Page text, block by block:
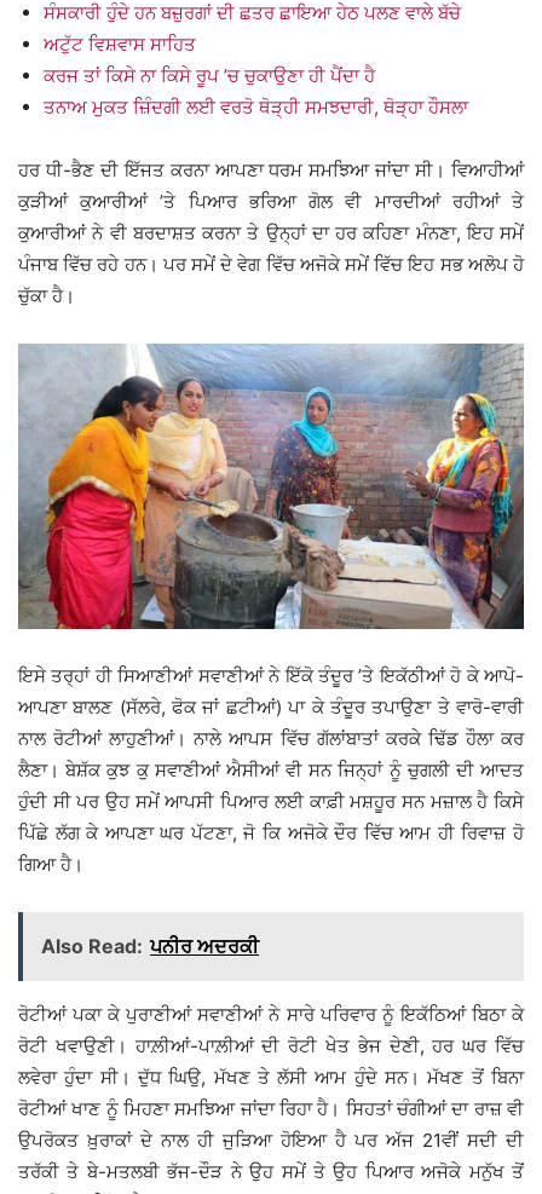
ਸੰਸਕਾਰੀ ਹੁੰਦੇ ਹਨ ਬਜ਼ੁਰਗਾਂ ਦੀ ਛਤਰ ਛਾਇਆ ਹੇਠ ਪਲਣ ਵਾਲੇ ਬੱਚੇ
ਅਟੁੱਟ ਵਿਸ਼ਵਾਸ ਸਾਹਿਤ
ਕਰਜ ਤਾਂ ਕਿਸੇ ਨਾ ਕਿਸੇ ਰੂਪ ’ਚ ਚੁਕਾਉਣਾ ਹੀ ਪੈਂਦਾ ਹੈ
ਤਨਾਅ ਮੁਕਤ ਜ਼ਿੰਦਗੀ ਲਈ ਵਰਤੋ ਥੋੜ੍ਹੀ ਸਮਝਦਾਰੀ, ਥੋੜ੍ਹਾ ਹੌਸਲਾ
ਹਰ ਧੀ-ਭੈਣ ਦੀ ਇੱਜਤ ਕਰਨਾ ਆਪਣਾ ਧਰਮ ਸਮਝਿਆ ਜਾਂਦਾ ਸੀ। ਵਿਆਹੀਆਂ
ਕੁੜੀਆਂ ਕੁਆਰੀਆਂ ’ਤੇ ਪਿਆਰ ਭਰਿਆ ਗੋਲ ਵੀ ਮਾਰਦੀਆਂ ਰਹੀਆਂ ਤੇ
ਕੁਆਰੀਆਂ ਨੇ ਵੀ ਬਰਦਾਸ਼ਤ ਕਰਨਾ ਤੇ ਉਨ੍ਹਾਂ ਦਾ ਹਰ ਕਹਿਣਾ ਮੰਨਣਾ, ਇਹ ਸਮੇਂ
ਪੰਜਾਬ ਵਿੱਚ ਰਹੇ ਹਨ। ਪਰ ਸਮੇਂ ਦੇ ਵੇਗ ਵਿੱਚ ਅਜੋਕੇ ਸਮੇਂ ਵਿੱਚ ਇਹ ਸਭ ਅਲੋਪ ਹੋ
ਚੁੱਕਾ ਹੈ।
ਇਸੇ ਤਰ੍ਹਾਂ ਹੀ ਸਿਆਣੀਆਂ ਸਵਾਣੀਆਂ ਨੇ ਇੱਕੋ ਤੰਦੂਰ ’ਤੇ ਇਕੱਠੀਆਂ ਹੋ ਕੇ ਆਪੋ-
ਆਪਣਾ ਬਾਲਣ (ਸੱਲਰੇ, ਫੋਕ ਜਾਂ ਛਟੀਆਂ) ਪਾ ਕੇ ਤੰਦੂਰ ਤਪਾਉਣਾ ਤੇ ਵਾਰੋ-ਵਾਰੀ
ਨਾਲ ਰੋਟੀਆਂ ਲਾਹੁਣੀਆਂ। ਨਾਲੇ ਆਪਸ ਵਿੱਚ ਗੱਲਾਂਬਾਤਾਂ ਕਰਕੇ ਢਿੱਡ ਹੌਲਾ ਕਰ
ਲੈਣਾ। ਬੇਸ਼ੱਕ ਕੁਝ ਕੁ ਸਵਾਣੀਆਂ ਐਸੀਆਂ ਵੀ ਸਨ ਜਿਨ੍ਹਾਂ ਨੂੰ ਚੁਗਲੀ ਦੀ ਆਦਤ
ਹੁੰਦੀ ਸੀ ਪਰ ਉਹ ਸਮੇਂ ਆਪਸੀ ਪਿਆਰ ਲਈ ਕਾਫ਼ੀ ਮਸ਼ਹੂਰ ਸਨ ਮਜ਼ਾਲ ਹੈ ਕਿਸੇ
ਪਿੱਛੇ ਲੱਗ ਕੇ ਆਪਣਾ ਘਰ ਪੱਟਣਾ, ਜੋ ਕਿ ਅਜੋਕੇ ਦੌਰ ਵਿੱਚ ਆਮ ਹੀ ਰਿਵਾਜ਼ ਹੋ
ਗਿਆ ਹੈ।
Also Read: ਪਨੀਰ ਅਦਰਕੀ
ਰੋਟੀਆਂ ਪਕਾ ਕੇ ਪੁਰਾਣੀਆਂ ਸਵਾਣੀਆਂ ਨੇ ਸਾਰੇ ਪਰਿਵਾਰ ਨੂੰ ਇਕੱਠਿਆਂ ਬਿਠਾ ਕੇ
ਰੋਟੀ ਖਵਾਉਣੀ। ਹਾਲ਼ੀਆਂ-ਪਾਲ਼ੀਆਂ ਦੀ ਰੋਟੀ ਖੇਤ ਭੇਜ ਦੇਣੀ, ਹਰ ਘਰ ਵਿੱਚ
ਲਵੇਰਾ ਹੁੰਦਾ ਸੀ। ਦੁੱਧ ਘਿਉ, ਮੱਖਣ ਤੇ ਲੱਸੀ ਆਮ ਹੁੰਦੇ ਸਨ। ਮੱਖਣ ਤੋਂ ਬਿਨਾ
ਰੋਟੀਆਂ ਖਾਣ ਨੂੰ ਮਿਹਣਾ ਸਮਝਿਆ ਜਾਂਦਾ ਰਿਹਾ ਹੈ। ਸਿਹਤਾਂ ਚੰਗੀਆਂ ਦਾ ਰਾਜ਼ ਵੀ
ਉਪਰੋਕਤ ਖ਼ੁਰਾਕਾਂ ਦੇ ਨਾਲ ਹੀ ਜੁੜਿਆ ਹੋਇਆ ਹੈ ਪਰ ਅੱਜ 21ਵੀਂ ਸਦੀ ਦੀ
ਤਰੱਕੀ ਤੇ ਬੇ-ਮਤਲਬੀ ਭੱਜ-ਦੌੜ ਨੇ ਉਹ ਸਮੇਂ ਤੇ ਉਹ ਪਿਆਰ ਅਜੋਕੇ ਮਨੁੱਖ ਤੋਂ